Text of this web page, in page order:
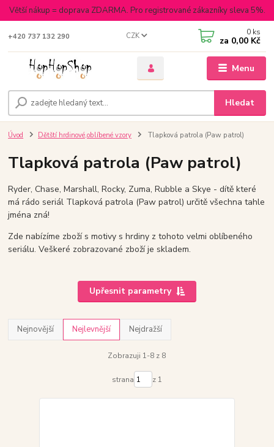
Větší nákup = doprava ZDARMA. Pro registrované zákazníky sleva 5%.
Menu
CZK
Hledat
+420 737 132 290 0 ks
za 0,00 Kč
Úvod Dětští hrdinové,oblíbené vzory Tlapková patrola (Paw patrol)
Tlapková patrola (Paw patrol)
Ryder,Chase, Marshall, Rocky, Zuma, Rubble a Skye - dítě které
má rádo seriál Tlapková patrola (Paw patrol) určitě všechna tahle
jména zná!
Zde nabízíme zboží s motivy s hrdiny z tohoto velmi oblíbeného
seriálu. Veškeré zobrazované zboží je skladem.
Upřesnit parametry
Nejnovější Nejlevnější Nejdražší
Zobrazuji 1-8 z 8
strana z 1